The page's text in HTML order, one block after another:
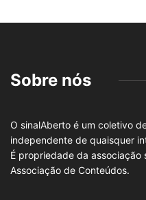
Sobre nós
O sinalAberto é um coletivo
independente de quaisquer
É propriedade da associação
Associação de Conteúdos.